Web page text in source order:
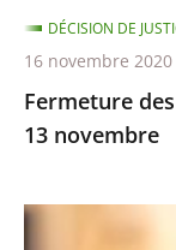
Fermeture
13 novembre
DÉCISION DE
16 novembre 2020
Exercice